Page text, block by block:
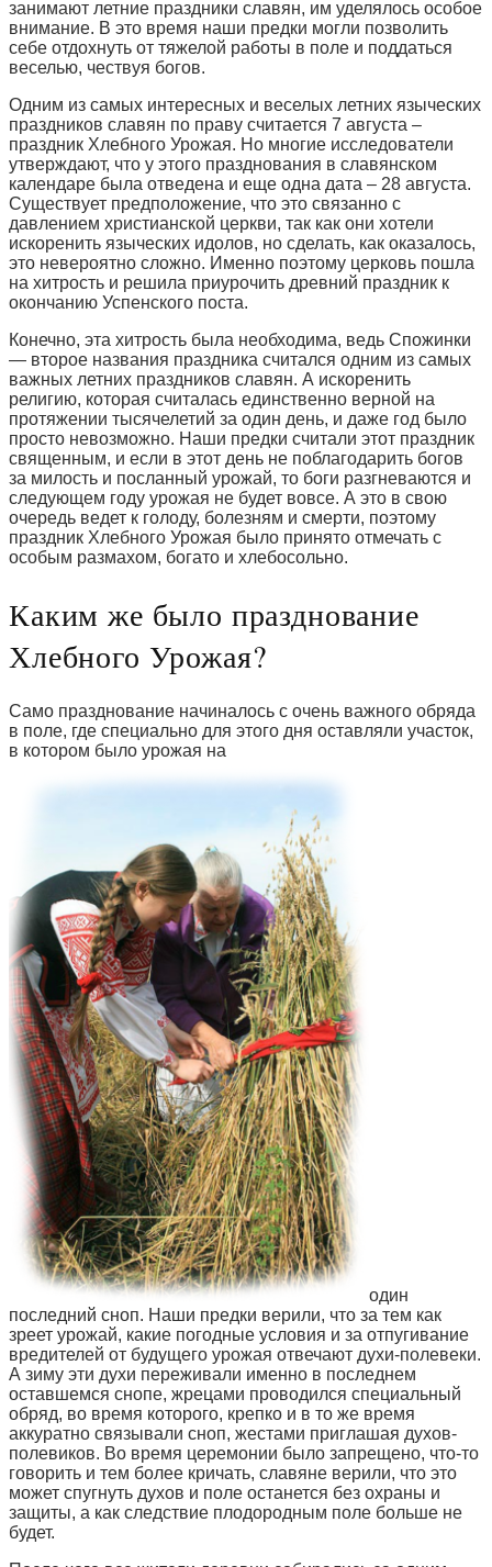
занимают летние праздники славян, им уделялось особое
внимание. В это время наши предки могли позволить
себе отдохнуть от тяжелой работы в поле и поддаться
веселью, чествуя богов.
Одним из самых интересных и веселых летних языческих
праздников славян по праву считается 7 августа –
праздник Хлебного Урожая. Но многие исследователи
утверждают, что у этого празднования в славянском
календаре была отведена и еще одна дата – 28 августа.
Существует предположение, что это связанно с
давлением христианской церкви, так как они хотели
искоренить языческих идолов, но сделать, как оказалось,
это невероятно сложно. Именно поэтому церковь пошла
на хитрость и решила приурочить древний праздник к
окончанию Успенского поста.
Конечно, эта хитрость была необходима, ведь Спожинки
— второе названия праздника считался одним из самых
важных летних праздников славян. А искоренить
религию, которая считалась единственно верной на
протяжении тысячелетий за один день, и даже год было
просто невозможно. Наши предки считали этот праздник
священным, и если в этот день не поблагодарить богов
за милость и посланный урожай, то боги разгневаются и
следующем году урожая не будет вовсе. А это в свою
очередь ведет к голоду, болезням и смерти, поэтому
праздник Хлебного Урожая было принято отмечать с
особым размахом, богато и хлебосольно.
Каким же было празднование
Хлебного Урожая?
Само празднование начиналось с очень важного обряда
в поле, где специально для этого дня оставляли участок,
в котором было урожая на
один
последний сноп. Наши предки верили, что за тем как
зреет урожай, какие погодные условия и за отпугивание
вредителей от будущего урожая отвечают духи-полевеки.
А зиму эти духи переживали именно в последнем
оставшемся снопе, жрецами проводился специальный
обряд, во время которого, крепко и в то же время
аккуратно связывали сноп, жестами приглашая духов-
полевиков. Во время церемонии было запрещено, что-то
говорить и тем более кричать, славяне верили, что это
может спугнуть духов и поле останется без охраны и
защиты, а как следствие плодородным поле больше не
будет.